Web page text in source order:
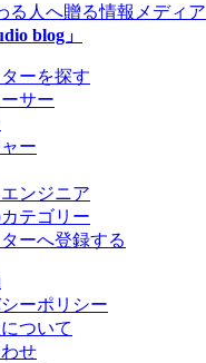
る人へ贈る情報メディア
blog」
ーを探す
サー
ー
ンジニア
テゴリー
ーへ登録する
ーポリシー
ついて
せ